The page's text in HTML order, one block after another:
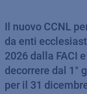
Il nuovo CCNL
da enti
2026 dalla FACI
decorrere dal 1°
per il 31